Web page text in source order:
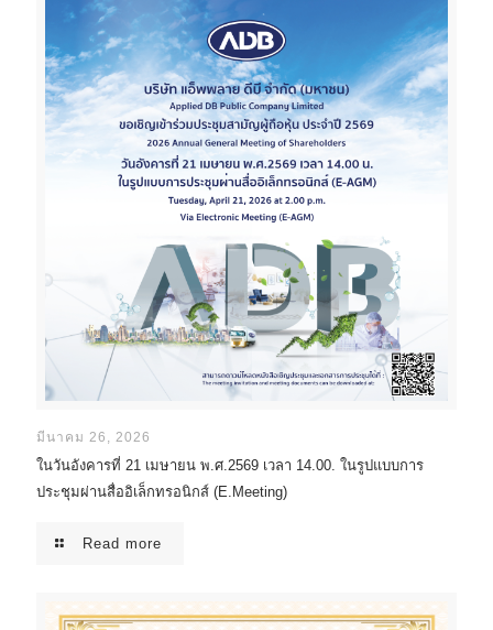
มีนาคม 26, 2026
ในวันอังคารที่ 21 เมษายน พ.ศ.2569 เวลา 14.00. ในรูปแบบการ
ประชุมผ่านสื่ออิเล็กทรอนิกส์ (E.Meeting)
Read more